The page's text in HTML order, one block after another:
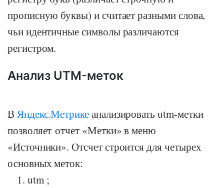
прописную буквы) и считает разными слова,
чьи идентичные символы различаются
регистром.
Анализ UTM-меток
В Яндекс.Метрикеанализировать utm-метки
позволяет отчет «Метки» в меню
«Источники». Отсчет строится для четырех
основных меток:
utm ;